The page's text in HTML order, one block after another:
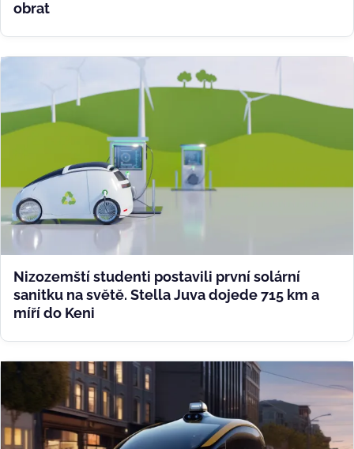
obrat
Nizozemští studenti postavili první solární
sanitku na světě. Stella Juva dojede 715 km a
míří do Keni